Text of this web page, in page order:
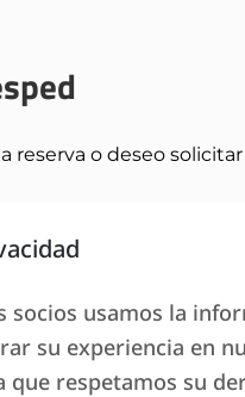
reserva o deseo
socios usamos la
su experiencia en
que respetamos su